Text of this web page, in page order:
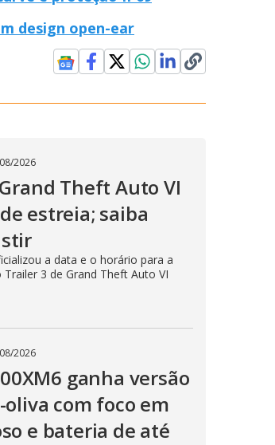
design open-ear
2026
Theft Auto VI
estreia; saiba
a data e o horário para a
3 de Grand Theft Auto VI
2026
ganha versão
com foco em
e bateria de até